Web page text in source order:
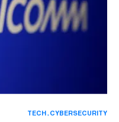
CYBERSECURITY
TECH